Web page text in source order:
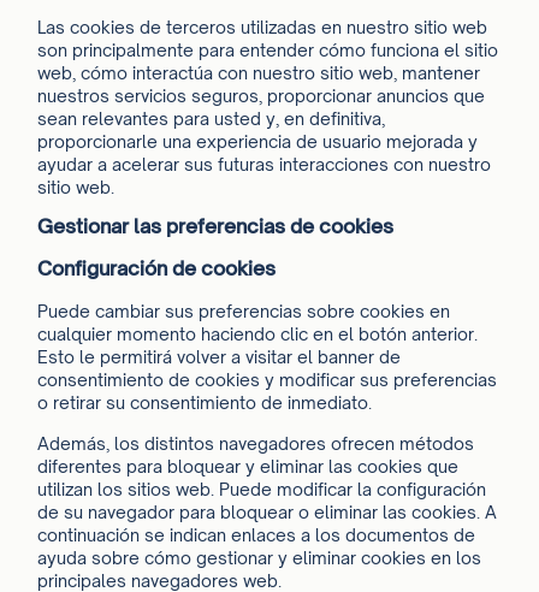
Las cookies de terceros utilizadas en nuestro sitio web
son principalmente para entender cómo funciona el sitio
web, cómo interactúa con nuestro sitio web, mantener
nuestros servicios seguros, proporcionar anuncios que
sean relevantes para usted y, en definitiva,
proporcionarle una experiencia de usuario mejorada y
ayudar a acelerar sus futuras interacciones con nuestro
sitio web.
Gestionar las preferencias de cookies
Configuración de cookies
Puede cambiar sus preferencias sobre cookies en
cualquier momento haciendo clic en el botón anterior.
Esto le permitirá volver a visitar el banner de
consentimiento de cookies y modificar sus preferencias
o retirar su consentimiento de inmediato.
Además, los distintos navegadores ofrecen métodos
diferentes para bloquear y eliminar las cookies que
utilizan los sitios web. Puede modificar la configuración
de su navegador para bloquear o eliminar las cookies. A
continuación se indican enlaces a los documentos de
ayuda sobre cómo gestionar y eliminar cookies en los
principales navegadores web.